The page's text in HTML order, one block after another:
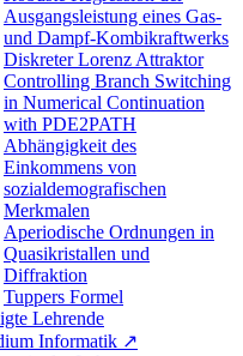
Ausgangsleistung eines Gas-
und Dampf-Kombikraftwerks
Diskreter Lorenz Attraktor
Controlling Branch Switching
in Numerical Continuation
with PDE2PATH
Abhängigkeit des
Einkommens von
sozialdemografischen
Merkmalen
Aperiodische Ordnungen in
Quasikristallen und
Diffraktion
Tuppers Formel
Lehrende
Informatik ↗